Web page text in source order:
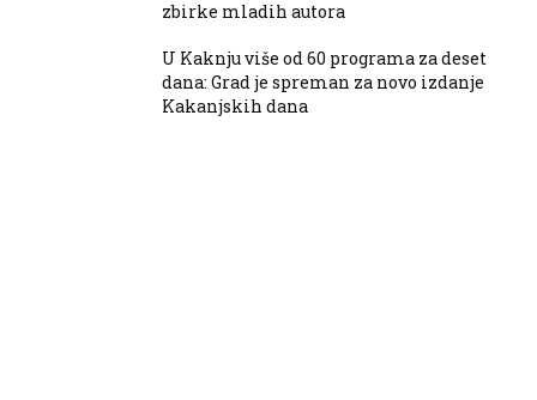
zbirke mladih autora
U Kaknju više od 60 programa za deset
dana: Grad je spreman za novo izdanje
Kakanjskih dana